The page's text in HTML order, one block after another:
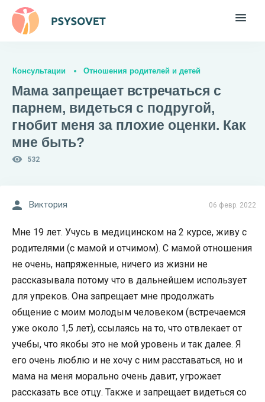
Консультации Отношения родителей и детей
Мама запрещает встречаться с
парнем, видеться с подругой,
гнобит меня за плохие оценки. Как
мне быть?
532
06 февр. 2022
Виктория
Мне 19 лет. Учусь в медицинском на 2 курсе, живу с
родителями (с мамой и отчимом). С мамой отношения
не очень, напряженные, ничего из жизни не
рассказывала потому что в дальнейшем использует
для упреков. Она запрещает мне продолжать
общение с моим молодым человеком (встречаемся
уже около 1,5 лет), ссылаясь на то, что отвлекает от
учебы, что якобы это не мой уровень и так далее. Я
его очень люблю и не хочу с ним расставаться, но и
мама на меня морально очень давит, угрожает
рассказать все отцу. Также и запрещает видеться со